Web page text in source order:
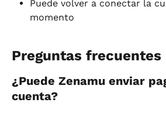
Puede volver a conectar la
momento
Preguntas frecuentes
¿Puede Zenamu enviar
cuenta?